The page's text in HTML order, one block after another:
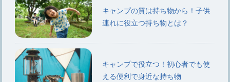
キャンプの質は持ち物から！子供
連れに役立つ持ち物とは？
キャンプで役立つ！初心者でも使
える便利で身近な持ち物